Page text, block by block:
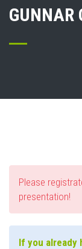
GUNNAR
Please
presentation!
If you already